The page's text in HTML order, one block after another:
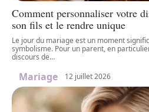
Comment personnaliser votre
son fils et le rendre unique
Le jour du mariage est un moment
symbolisme. Pour un parent, en
discours de…
Mariage 12 juillet 2026